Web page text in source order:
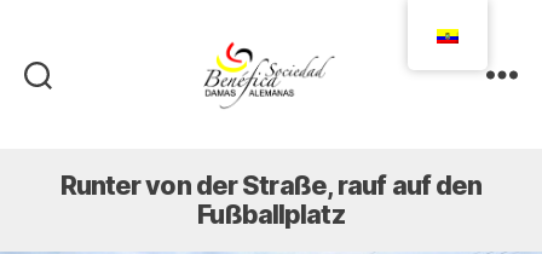
Ecuador
Runter von der Straße, rauf auf den
Fußballplatz